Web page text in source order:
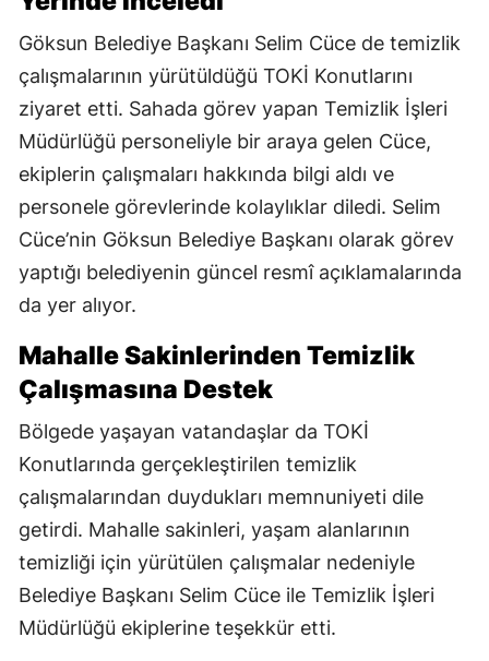
Göksun Belediye Başkanı Selim Cüce de temizlik
çalışmalarının yürütüldüğü TOKİ Konutlarını
ziyaret etti. Sahada görev yapan Temizlik İşleri
Müdürlüğü personeliyle bir araya gelen Cüce,
ekiplerin çalışmaları hakkında bilgi aldı ve
personele görevlerinde kolaylıklar diledi. Selim
Cüce’nin Göksun Belediye Başkanı olarak görev
yaptığı belediyenin güncel resmî açıklamalarında
da yer alıyor.
Mahalle Sakinlerinden Temizlik
Çalışmasına Destek
Bölgede yaşayan vatandaşlar da TOKİ
Konutlarında gerçekleştirilen temizlik
çalışmalarından duydukları memnuniyeti dile
getirdi. Mahalle sakinleri, yaşam alanlarının
temizliği için yürütülen çalışmalar nedeniyle
Belediye Başkanı Selim Cüce ile Temizlik İşleri
Müdürlüğü ekiplerine teşekkür etti.